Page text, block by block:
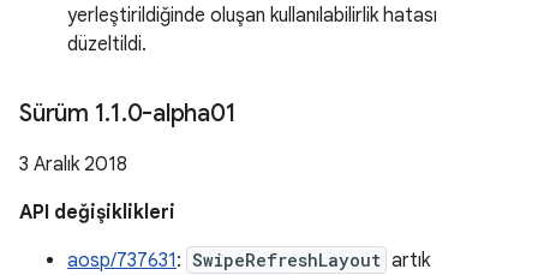
yerleştirildiğinde oluşan kullanılabilirlik hatası
düzeltildi.
Sürüm 1.1.0-alpha01
3 Aralık 2018
API değişiklikleri
aosp/737631: SwipeRefreshLayout artık